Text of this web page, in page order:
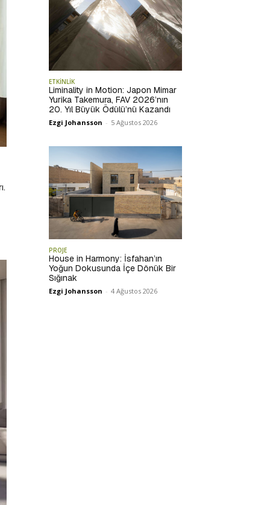
ETKİNLİK
Liminality in Motion: Japon Mimar
Yurika Takemura, FAV 2026’nın
20. Yıl Büyük Ödülü’nü Kazandı
Ezgi Johansson - 5 Ağustos 2026
PROJE
House in Harmony: İsfahan’ın
Yoğun Dokusunda İçe Dönük Bir
Sığınak
Ezgi Johansson - 4 Ağustos 2026